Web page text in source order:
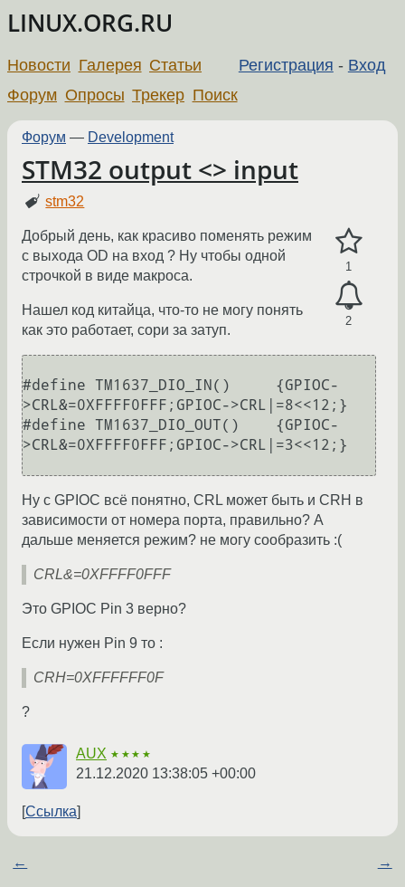
LINUX.ORG.RU
Регистрация - Вход
Новости Галерея Статьи
Форум Опросы Трекер Поиск
Форум — Development
STM32 output <> input
stm32
1
2
Добрый день, как красиво поменять режим
с выхода OD на вход ? Ну чтобы одной
строчкой в виде макроса.
Нашел код китайца, что-то не могу понять
как это работает, сори за затуп.
#define TM1637_DIO_IN()     {GPIOC-
>CRL&=0XFFFF0FFF;GPIOC->CRL|=8<<12;}
#define TM1637_DIO_OUT()    {GPIOC-
>CRL&=0XFFFF0FFF;GPIOC->CRL|=3<<12;}
Ну с GPIOC всё понятно, CRL может быть и CRH в
зависимости от номера порта, правильно? А
дальше меняется режим? не могу сообразить :(
CRL&=0XFFFF0FFF
Это GPIOC Pin 3 верно?
Если нужен Pin 9 то :
CRH=0XFFFFFF0F
?
AUX ★★★★
21.12.2020 13:38:05 +00:00
Ссылка
← →